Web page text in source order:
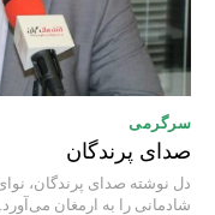
سرگرمی
صدای پرندگان
دل نوشته صدای
شادمانی را به ارمغان